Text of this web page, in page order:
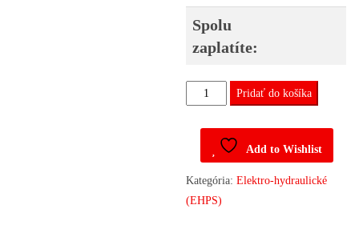
Spolu
zaplatíte:
množstvo
čerpadlo
6G913K514AC
Max
Pridať do košíka
Add to Wishlist
Kategória:Elektro-hydraulické
(EHPS)